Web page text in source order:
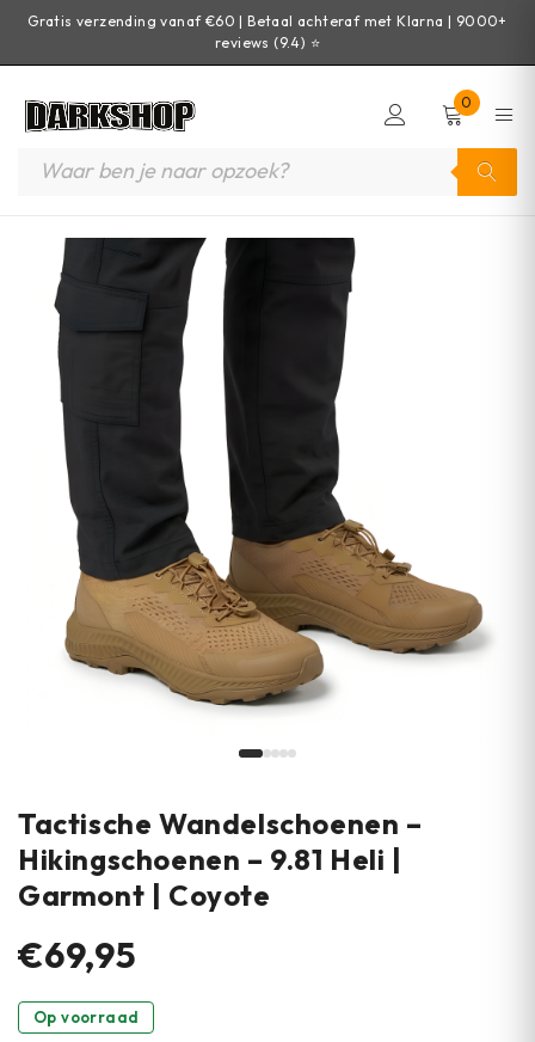
Gratis verzending vanaf €60 | Betaal achteraf met Klarna | 9000+
reviews (9.4) ⭐
0
Tactische Wandelschoenen –
Hikingschoenen – 9.81 Heli |
Garmont | Coyote
€69,95
Op voorraad